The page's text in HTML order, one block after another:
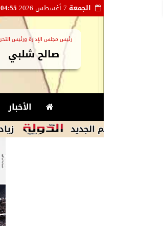
الجمعة 04:55 مـ
رئيس مجلس الإدارة ورئيس
صالح شلبي
الأخبار
زيادة الحضور الجماهيري..